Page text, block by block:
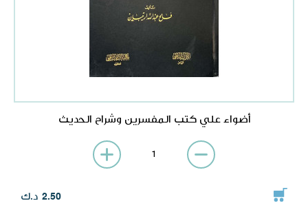
أضواء علي كتب المفسرين وشراح الحديث
2.50 د.ك